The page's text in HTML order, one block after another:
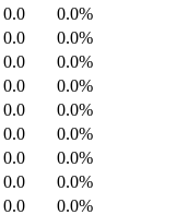
0.0
0.0%
0.0
0.0%
0.0
0.0%
0.0
0.0%
0.0
0.0%
0.0
0.0%
0.0
0.0%
0.0
0.0%
0.0
0.0%